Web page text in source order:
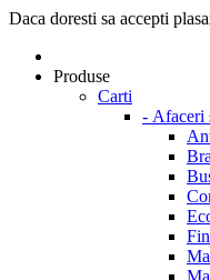
Daca doresti sa accepti
Produse
Carti
- Afaceri